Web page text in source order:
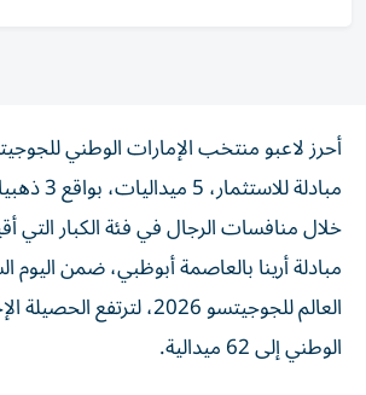
أحرز لاعبو منتخب الإمارات الوطني
مبادلة
خلال منافسات الرجال في فئة الكبار
مبادلة أرينا بالعاصمة أبوظبي، ضمن اليوم
العالم للجوجيتسو 2026،
الوطني إلى 62 ميدالية.